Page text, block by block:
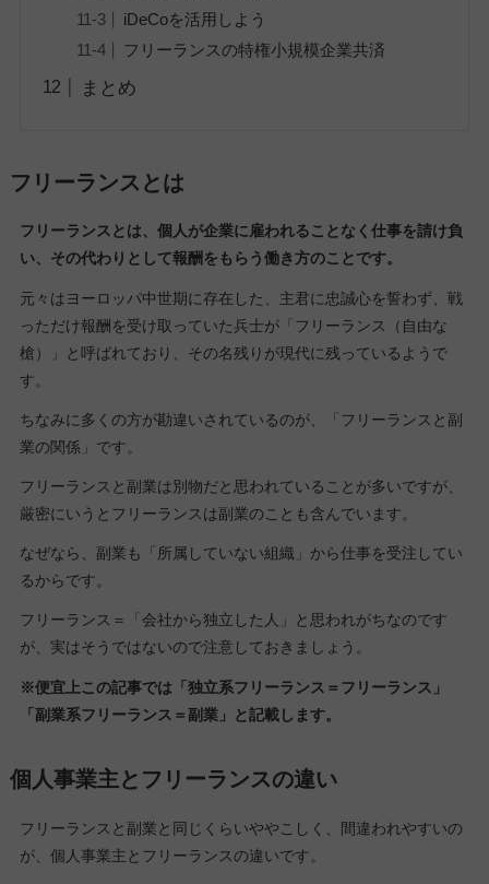
iDeCoを活用しよう
フリーランスの特権小規模企業共済
まとめ
フリーランスとは
フリーランスとは、個人が企業に雇われることなく仕事を請け負
い、その代わりとして報酬をもらう働き方のことです。
元々はヨーロッパ中世期に存在した、主君に忠誠心を誓わず、戦
っただけ報酬を受け取っていた兵士が「フリーランス（自由な
槍）」と呼ばれており、その名残りが現代に残っているようで
す。
ちなみに多くの方が勘違いされているのが、「フリーランスと副
業の関係」です。
フリーランスと副業は別物だと思われていることが多いですが、
厳密にいうとフリーランスは副業のことも含んでいます。
なぜなら、副業も「所属していない組織」から仕事を受注してい
るからです。
フリーランス＝「会社から独立した人」と思われがちなのです
が、実はそうではないので注意しておきましょう。
※便宜上この記事では「独立系フリーランス＝フリーランス」
「副業系フリーランス＝副業」と記載します。
個人事業主とフリーランスの違い
フリーランスと副業と同じくらいややこしく、間違われやすいの
が、個人事業主とフリーランスの違いです。